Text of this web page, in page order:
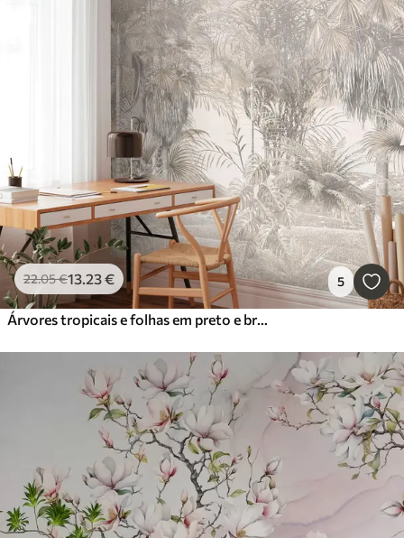
22.05€13.23€ 5
Árvores tropicais e folhas em preto e branco